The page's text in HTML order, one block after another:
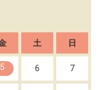
土 日
5 6 7